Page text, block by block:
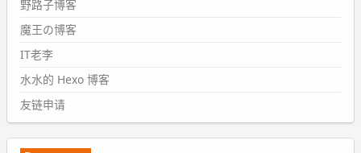
#PubWord
表，21 年 11 月底发现 B 站上线了这部，直到前几天才看
完，还是分两次看的。。接下来有五项是 2019 年的，都是
电影 —— 略长的待办列表。。
野路子博客
魔王の博客
IT老李
水水的 Hexo 博客
友链申请